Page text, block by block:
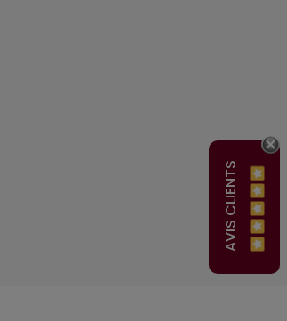
AVIS CLIENTS